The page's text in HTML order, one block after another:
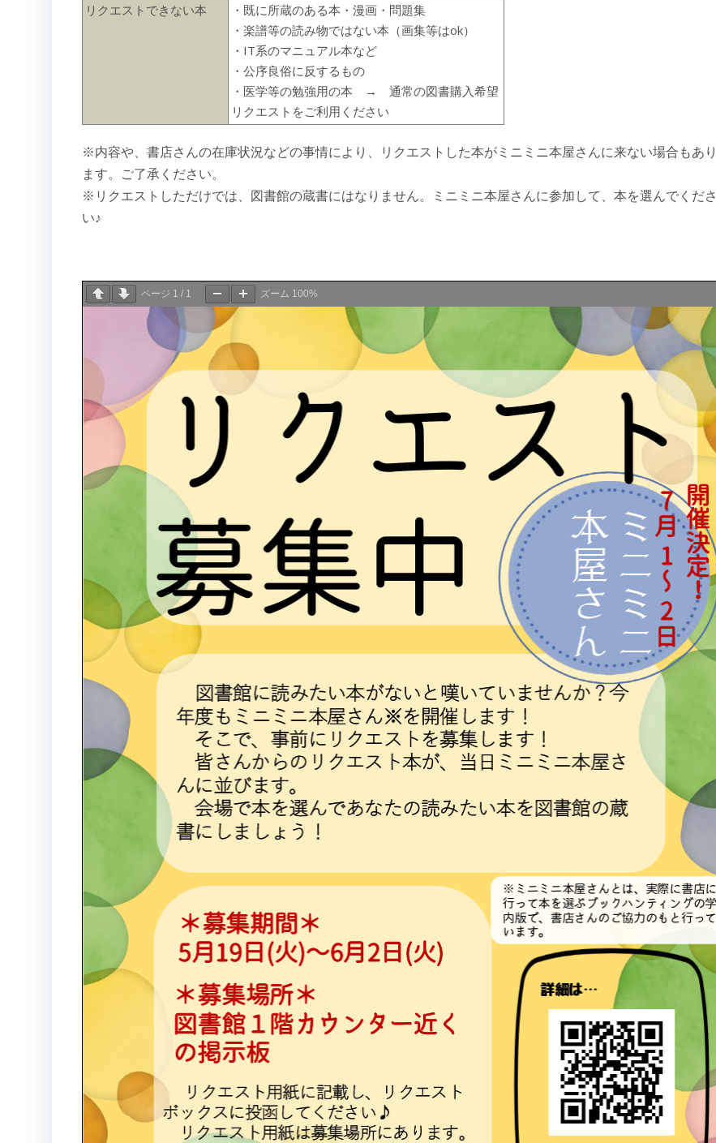
リクエストできない本
・既に所蔵のある本・漫画・問題集
・楽譜等の読み物ではない本（画集等はok）
・IT系のマニュアル本など
・公序良俗に反するもの
・医学等の勉強用の本 → 通常の図書購入希望
リクエストをご利用ください
※内容や、書店さんの在庫状況などの事情により、リクエストした本がミニミニ本屋さんに来ない場合もあり
ます。ご了承ください。
※リクエストしただけでは、図書館の蔵書にはなりません。ミニミニ本屋さんに参加して、本を選んでくださ
い♪
ページ 1 / 1 ズーム 100%